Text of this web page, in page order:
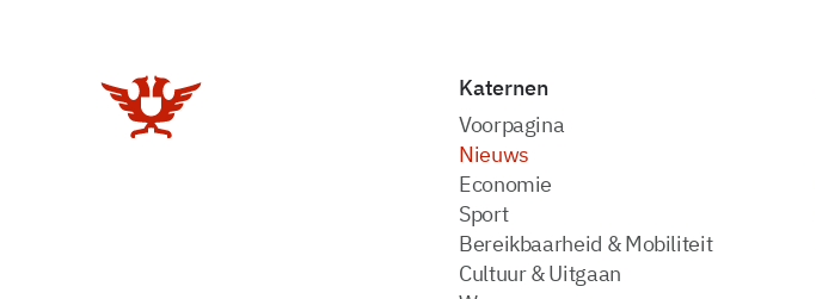
Katernen
Voorpagina
Nieuws
Economie
Sport
Bereikbaarheid & Mobiliteit
Cultuur & Uitgaan